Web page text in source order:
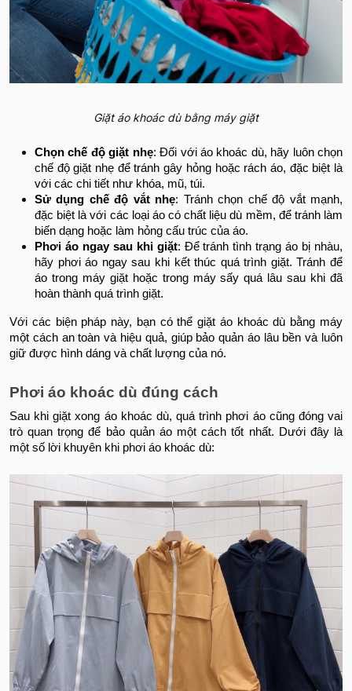
Giặt áo khoác dù bằng máy giặt
Chọn chế độ giặt nhẹ: Đối với áo khoác dù, hãy luôn chọn
chế độ giặt nhẹ để tránh gây hỏng hoặc rách áo, đặc biệt là
với các chi tiết như khóa, mũ, túi.
Sử dụng chế độ vắt nhẹ: Tránh chọn chế độ vắt mạnh,
đặc biệt là với các loại áo có chất liệu dù mềm, để tránh làm
biến dạng hoặc làm hỏng cấu trúc của áo.
Phơi áo ngay sau khi giặt: Để tránh tình trạng áo bị nhàu,
hãy phơi áo ngay sau khi kết thúc quá trình giặt. Tránh để
áo trong máy giặt hoặc trong máy sấy quá lâu sau khi đã
hoàn thành quá trình giặt.
Với các biện pháp này, bạn có thể giặt áo khoác dù bằng máy
một cách an toàn và hiệu quả, giúp bảo quản áo lâu bền và luôn
giữ được hình dáng và chất lượng của nó.
Phơi áo khoác dù đúng cách
Sau khi giặt xong áo khoác dù, quá trình phơi áo cũng đóng vai
trò quan trọng để bảo quản áo một cách tốt nhất. Dưới đây là
một số lời khuyên khi phơi áo khoác dù: